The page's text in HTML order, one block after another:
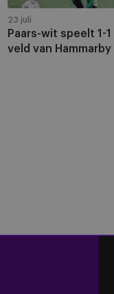
het
veld
van
Paars-wit speelt 1-
veld van Hammarby
23 juli